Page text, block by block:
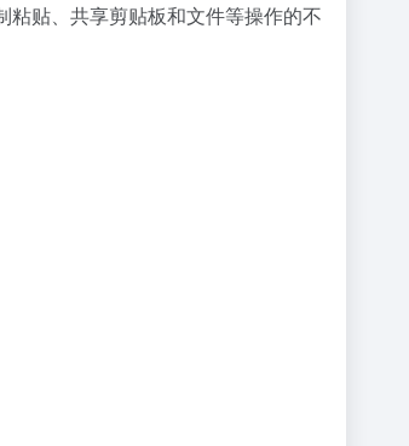
贴、共享剪贴板和文件等操作的不